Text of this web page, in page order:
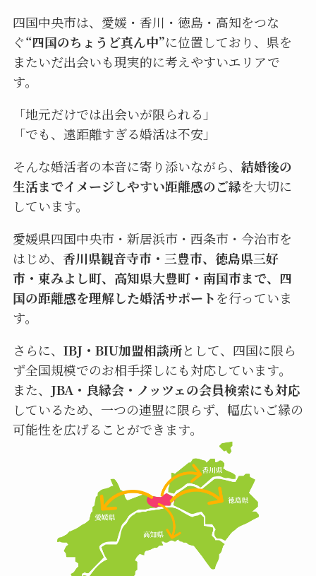
四国中央市は、愛媛・香川・徳島・高知をつな
ぐ“四国のちょうど真ん中”に位置しており、県を
またいだ出会いも現実的に考えやすいエリアで
す。
「地元だけでは出会いが限られる」
「でも、遠距離すぎる婚活は不安」
そんな婚活者の本音に寄り添いながら、 結婚後の
生活までイメージしやすい距離感のご縁を大切に
しています。
愛媛県四国中央市・新居浜市・西条市・今治市を
はじめ、 香川県観音寺市・三豊市、徳島県三好
市・東みよし町、高知県大豊町・南国市まで、四
国の距離感を理解した婚活サポートを行っていま
す。
さらに、 IBJ・BIU加盟相談所として、四国に限ら
ず全国規模でのお相手探しにも対応しています。
また、 JBA・良縁会・ノッツェの会員検索にも対応
しているため、一つの連盟に限らず、幅広いご縁の
可能性を広げることができます。